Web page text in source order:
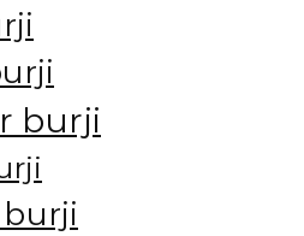
burji
burji